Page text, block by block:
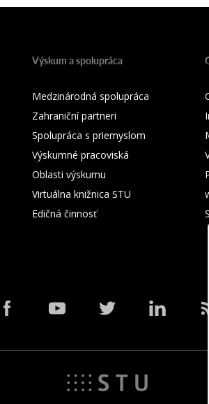
Výskum a spolupráca
Medzinárodná spolupráca
Zahraniční partneri
Spolupráca s priemyslom
Výskumné pracoviská
Oblasti výskumu
Virtuálna knižnica STU
Edičná činnosť